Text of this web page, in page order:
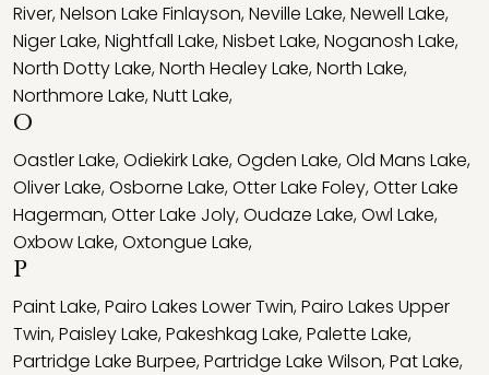
River,Nelson Lake Finlayson,Neville Lake,Newell Lake,
Niger Lake,Nightfall Lake,Nisbet Lake,Noganosh Lake,
North Dotty Lake,North Healey Lake,North Lake,
Northmore Lake,Nutt Lake,
O
Oastler Lake,Odiekirk Lake,Ogden Lake,Old Mans Lake,
Oliver Lake,Osborne Lake,Otter Lake Foley,Otter Lake
Hagerman,Otter Lake Joly,Oudaze Lake,Owl Lake,
Oxbow Lake,Oxtongue Lake,
P
Paint Lake,Pairo Lakes Lower Twin,Pairo Lakes Upper
Twin,Paisley Lake,Pakeshkag Lake,Palette Lake,
Partridge Lake Burpee,Partridge Lake Wilson,Pat Lake,